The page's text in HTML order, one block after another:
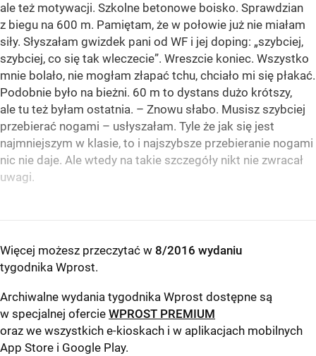
ale też motywacji. Szkolne betonowe boisko. Sprawdzian
z biegu na 600 m. Pamiętam, że w połowie już nie miałam
siły. Słyszałam gwizdek pani od WF i jej doping: „szybciej,
szybciej, co się tak wleczecie”. Wreszcie koniec. Wszystko
mnie bolało, nie mogłam złapać tchu, chciało mi się płakać.
Podobnie było na bieżni. 60 m to dystans dużo krótszy,
ale tu też byłam ostatnia. – Znowu słabo. Musisz szybciej
przebierać nogami – usłyszałam. Tyle że jak się jest
najmniejszym w klasie, to i najszybsze przebieranie nogami
nic nie daje. Ale wtedy na takie szczegóły nikt nie zwracał
uwagi.
Więcej możesz przeczytać w 8/2016 wydaniu
tygodnika Wprost.
Archiwalne wydania tygodnika Wprost dostępne są
w specjalnej ofercie WPROST PREMIUM
oraz we wszystkich e-kioskach i w aplikacjach mobilnych
App Store i Google Play.